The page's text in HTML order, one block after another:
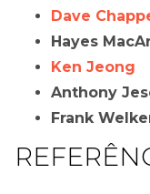
Dave
Hayes
Ken Jeong
Anthony
Frank